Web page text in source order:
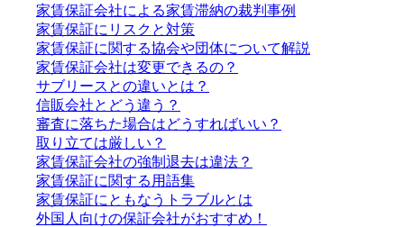
家賃保証会社による家賃滞納の裁判事例
家賃保証にリスクと対策
家賃保証に関する協会や団体について解説
家賃保証会社は変更できるの？
サブリースとの違いとは？
信販会社とどう違う？
審査に落ちた場合はどうすればいい？
取り立ては厳しい？
家賃保証会社の強制退去は違法？
家賃保証に関する用語集
家賃保証にともなうトラブルとは
外国人向けの保証会社がおすすめ！